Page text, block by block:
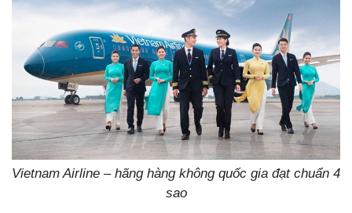
Vietnam Airline – hãng hàng không quốc gia đạt chuẩn 4
sao